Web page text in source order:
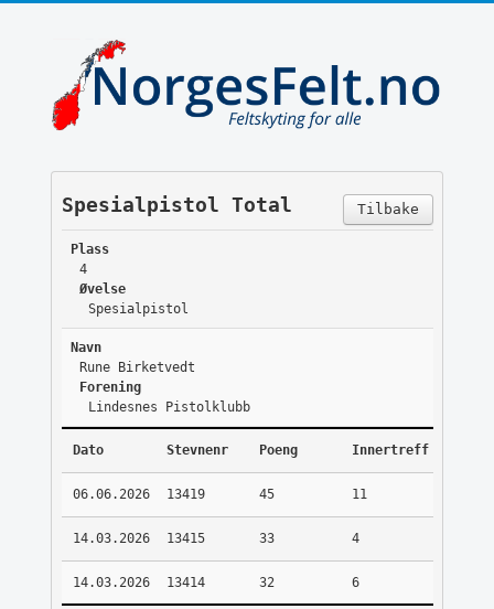
Tilbake
Spesialpistol Total
Plass
4
Øvelse
Spesialpistol
Navn
Rune Birketvedt
Forening
Lindesnes Pistolklubb
Dato Stevnenr Poeng Innertreff
06.06.2026 13419 45 11
14.03.2026 13415 33 4
14.03.2026 13414 32 6